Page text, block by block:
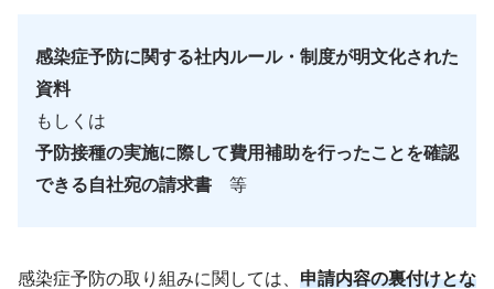
感染症予防に関する社内ルール・制度が明文化された
資料
もしくは
予防接種の実施に際して費用補助を行ったことを確認
できる自社宛の請求書 等
感染症予防の取り組みに関しては、 申請内容の裏付けとな